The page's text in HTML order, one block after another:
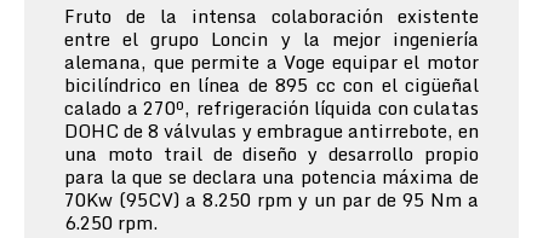
Fruto de la intensa colaboración existente
entre el grupo Loncin y la mejor ingeniería
alemana, que permite a Voge equipar el motor
bicilíndrico en línea de 895 cc con el cigüeñal
calado a 270º, refrigeración líquida con culatas
DOHC de 8 válvulas y embrague antirrebote, en
una moto trail de diseño y desarrollo propio
para la que se declara una potencia máxima de
70Kw (95CV) a 8.250 rpm y un par de 95 Nm a
6.250 rpm.